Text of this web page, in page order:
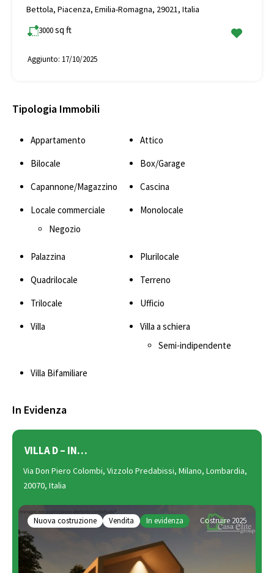
Bettola, Piacenza, Emilia-Romagna, 29021, Italia
3000sq ft
Aggiunto: 17/10/2025
Tipologia Immobili
Appartamento
Attico
Bilocale
Box/Garage
Capannone/Magazzino
Cascina
Locale commerciale
Negozio
Monolocale
Palazzina
Plurilocale
Quadrilocale
Terreno
Trilocale
Ufficio
Villa
Villa a schiera
Semi-indipendente
Villa Bifamiliare
In Evidenza
VILLA D – IN…
Via Don Piero Colombi, Vizzolo Predabissi, Milano, Lombardia,
20070, Italia
Nuova costruzione Vendita In evidenza Costruire 2025